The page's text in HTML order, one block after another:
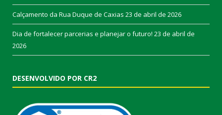
Calçamento da Rua Duque de Caxias 23 de abril de 2026
Dia de fortalecer parcerias e planejar o futuro! 23 de abril de
2026
DESENVOLVIDO POR CR2